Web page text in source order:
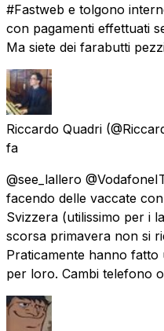
#Fastweb e tolgono
con pagamenti effettuati
Ma siete dei farabutti
Riccardo Quadri
fa
@see_lallero
facendo delle vaccate
Svizzera (utilissimo per i
scorsa primavera non si
Praticamente hanno fatto
per loro. Cambi telefono